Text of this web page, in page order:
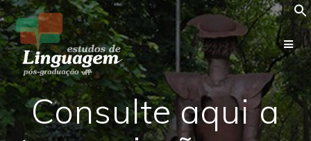
to
content
Consulte aqui a